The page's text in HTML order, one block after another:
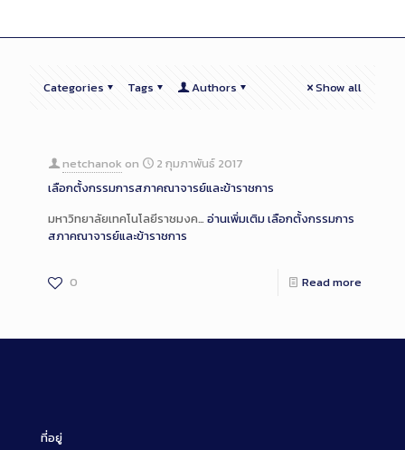
Categories Tags Authors Show all
netchanok on
2 กุมภาพันธ์ 2017
เลือกตั้งกรรมการสภาคณาจารย์และข้าราชการ
มหาวิทยาลัยเทคโนโลยีราชมงค… อ่านเพิ่มเติมเลือกตั้งกรรมการ
สภาคณาจารย์และข้าราชการ
0 Read more
ที่อยู่